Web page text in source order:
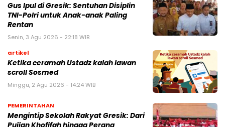
Gus Ipul di Gresik: Sentuhan Disiplin
TNI-Polri untuk Anak-anak Paling
Rentan
Senin, 3 Agu 2026 - 22:18 WIB
artikel
Ketika ceramah Ustadz kalah lawan
scroll Sosmed
Minggu, 2 Agu 2026 - 14:24 WIB
PEMERINTAHAN
Mengintip Sekolah Rakyat Gresik: Dari